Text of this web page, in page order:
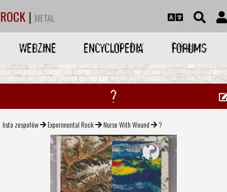
ROCK | METAL
WEBZINE ENCYCLOPEDIA FORUMS
?
lista zespołów Experimental Rock Nurse With Wound ?